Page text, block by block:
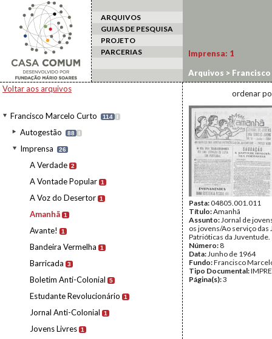
ARQUIVOS
GUIAS DE PESQUISA
PROJETO
PARCERIAS
Voltar aos arquivos
Francisco Marcelo Curto 114 I
Autogestão 88 I
Imprensa 26
A Verdade 2
A Vontade Popular 1
A Voz do Desertor 1
Amanhã 1
Avante! 1
Bandeira Vermelha 1
Barricada 3
Boletim Anti-Colonial 5
Estudante Revolucionário 1
Jornal Anti-Colonial 1
Jovens Livres 1
Imprensa: 1
Arquivos >
ordenar
Pasta:04805.001.011
Título:Amanhã
Assunto:Jornal de
os jovens/Ao serviço das
Patrióticas da Juventude.
Número: 8
Data:Junho de 1964
Fundo:Francisco
Tipo Documental:
Página(s):3